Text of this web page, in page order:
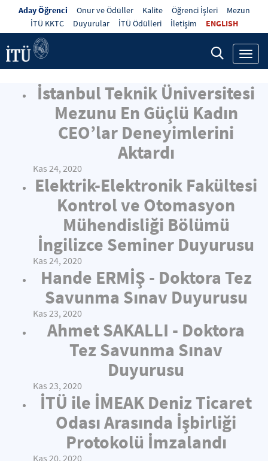
Aday Öğrenci Onur ve Ödüller Kalite Öğrenci İşleri
Mezun
İTÜ KKTC
Duyurular İTÜ Ödülleri İletişim ENGLISH
İstanbul Teknik Üniversitesi
Mezunu En Güçlü Kadın
CEO’lar Deneyimlerini
Aktardı
Kas 24, 2020
Elektrik-Elektronik Fakültesi
Kontrol ve Otomasyon
Mühendisliği Bölümü
İngilizce Seminer Duyurusu
Kas 24, 2020
Hande ERMİŞ - Doktora Tez
Savunma Sınav Duyurusu
Kas 23, 2020
Ahmet SAKALLI - Doktora
Tez Savunma Sınav
Duyurusu
Kas 23, 2020
İTÜ ile İMEAK Deniz Ticaret
Odası Arasında İşbirliği
Protokolü İmzalandı
Kas 20, 2020